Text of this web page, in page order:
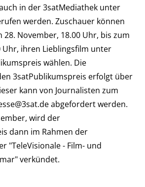
in der 3satMediathek unter
werden. Zuschauer können
November, 18.00 Uhr, bis zum
Uhr, ihren Lieblingsfilm unter
wählen. Die
3satPublikumspreis erfolgt über
kann von Journalisten zum
abgefordert werden.
wird der
dann im Rahmen der
"TeleVisionale - Film- und
verkündet.